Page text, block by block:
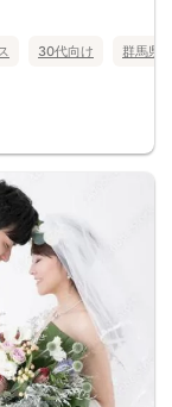
30代向け 群馬県